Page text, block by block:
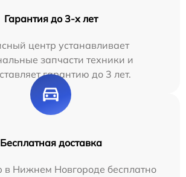
Гарантия до 3-х лет
центр устанавливает
запчасти техники и
гарантию до 3 лет.
Бесплатная доставка
в Нижнем Новгороде бесплатно